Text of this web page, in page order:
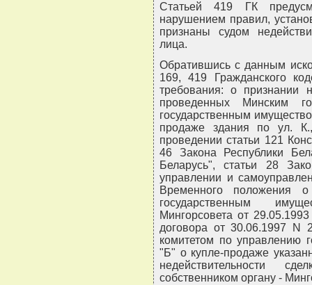
Статьей 419 ГК
нарушением правил,
признаны судом
лица.
Обратившись с данным
169, 419 Гражданского
требования: о признании
проведенных Минским
государственным
продаже здания по ул.
проведении статьи 121
46 Закона Республики
Беларусь", статьи 28
управлении и
Временного положения
государственным
Мингорсовета от
договора от 30.06.1997 N
комитетом по управлению
"Б" о купле-продаже
недействительности
собственником органу -